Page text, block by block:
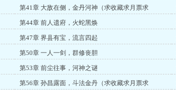
第41章 大敌在侧，金丹河神（求收藏求月票求
第44章 前人遗府，火蛇黑焕
第47章 界县有宝，流言四起
第50章 一人一剑，群修丧胆
第53章 前尘往事，河神之谜
第56章 孙昌露面，斗法金丹（求收藏求月票求